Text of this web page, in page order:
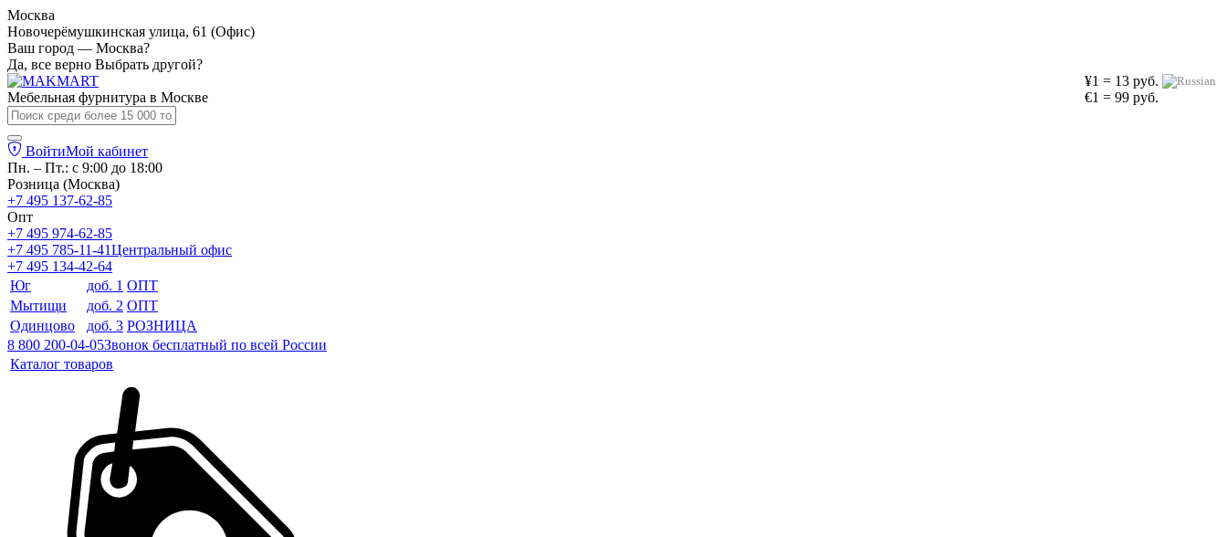
Москва
Новочерёмушкинская улица, 61 (Офис)
Ваш город — Москва?
Да, все верно Выбрать другой?
¥1 = 13 руб.
€1 = 99 руб.
Мебельная фурнитура в Москве
ВойтиМой кабинет
Пн. – Пт.: с 9:00 до 18:00
Розница (Москва)
+7 495 137-62-85
Опт
+7 495 974-62-85
+7 495 785-11-41Центральный офис
+7 495 134-42-64
Юг
доб. 1 ОПТ
Мытищи
доб. 2 ОПТ
Одинцово
доб. 3 РОЗНИЦА
8 800 200-04-05Звонок бесплатный по всей России
Каталог товаров